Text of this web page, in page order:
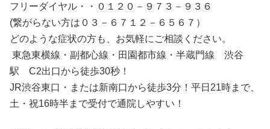
フリーダイヤル・・０１２０－９７３－９３６
(繋がらない方は０３－６７１２－６５６７）
どのような症状の方も、お気軽にご相談ください。
東急東横線・副都心線・田園都市線・半蔵門線 渋谷
駅 C2出口から徒歩30秒！
JR渋谷東口・または新南口から徒歩3分！平日21時まで、
土・祝16時半まで受付で通院しやすい！